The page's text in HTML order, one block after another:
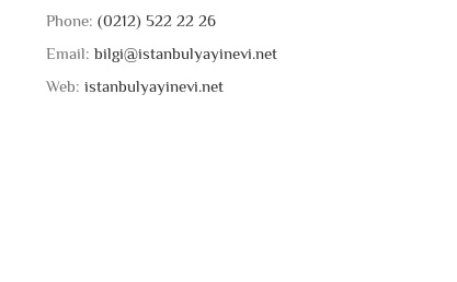
Phone: (0212) 522 22 26
Email: bilgi@istanbulyayinevi.net
Web: istanbulyayinevi.net